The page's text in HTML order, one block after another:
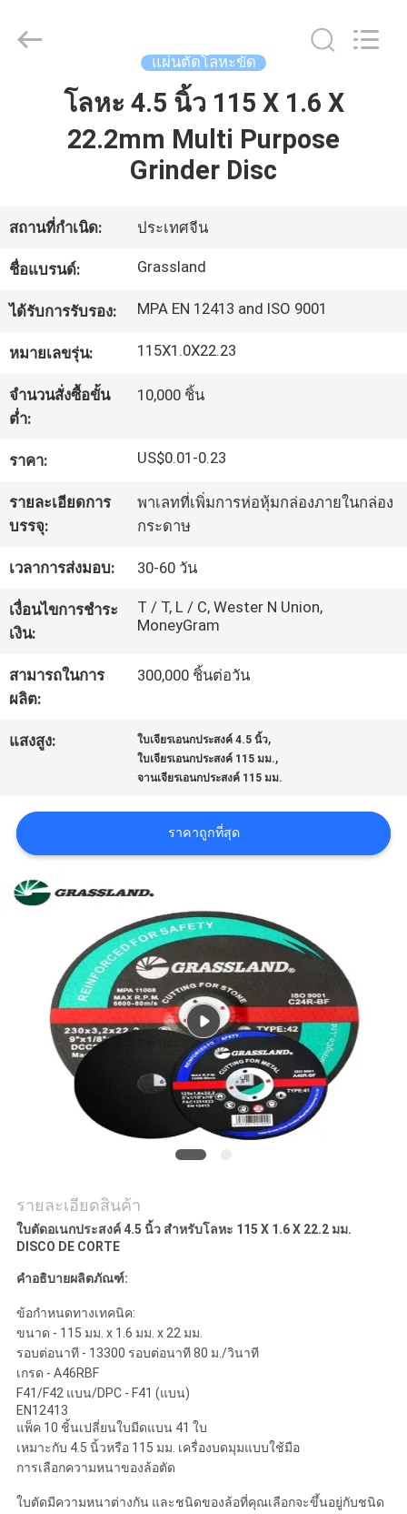
เกี่ยว
กับ
เรา
ทัวร์
ควบคุม
คุณภาพ
ติดต่อ
แผนผัง
เว็บไซต์
PRIVACY
POLICY
Wheel
Manufacturing
แผ่นตัดโลหะขัด
โลหะ 4.5 ​​นิ้ว 115 X 1.6 X
22.2mm Multi Purpose
Grinder Disc
สถานที่กำเนิด: ประเทศจีน
ชื่อแบรนด์: Grassland
ได้รับการรับรอง: MPA EN 12413 and ISO 9001
หมายเลขรุ่น: 115X1.0X22.23
จำนวนสั่งซื้อขั้น
ต่ำ:
10,000 ชิ้น
ราคา: US$0.01-0.23
รายละเอียดการ
บรรจุ:
พาเลทที่เพิ่มการห่อหุ้มกล่องภายในกล่อง
กระดาษ
เวลาการส่งมอบ: 30-60 วัน
เงื่อนไขการชำระ
เงิน:
T / T, L / C, Wester N Union,
MoneyGram
สามารถในการ
ผลิต:
300,000 ชิ้นต่อวัน
แสงสูง: ใบเจียรเอนกประสงค์ 4.5 นิ้ว,
ใบเจียรเอนกประสงค์ 115 มม.,
จานเจียรเอนกประสงค์ 115 มม.
ราคาถูกที่สุด
รายละเอียดสินค้า
ใบตัดอเนกประสงค์ 4.5 นิ้ว สำหรับโลหะ 115 X 1.6 X 22.2 มม.
DISCO DE CORTE
คำอธิบายผลิตภัณฑ์:
ข้อกำหนดทางเทคนิค:
ขนาด - 115 มม. x 1.6 มม. x 22 มม.
รอบต่อนาที - 13300 รอบต่อนาที 80 ม./วินาที
เกรด - A46RBF
F41/F42 แบน/DPC - F41 (แบน)
EN12413
แพ็ค 10 ชิ้นเปลี่ยนใบมีดแบน 41 ใบ
เหมาะกับ 4.5 นิ้วหรือ 115 มม. เครื่องบดมุมแบบใช้มือ
การเลือกความหนาของล้อตัด
ใบตัดมีความหนาต่างกัน และชนิดของล้อที่คุณเลือกจะขึ้นอยู่กับชนิด